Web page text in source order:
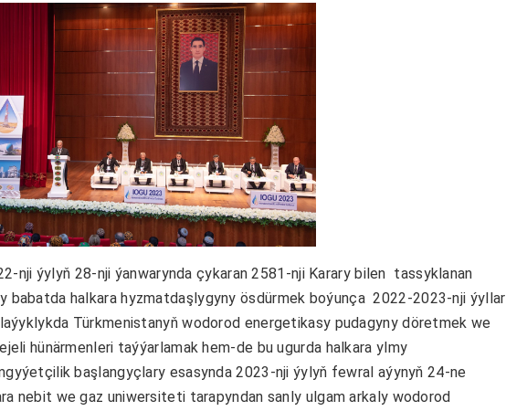
nji ýylyň 28-nji ýanwarynda çykaran 2581-nji Karary bilen tassyklanan
babatda halkara hyzmatdaşlygyny ösdürmek boýunça 2022-2023-nji ýyllar
Türkmenistanyň wodorod energetikasy pudagyny döretmek we
hünärmenleri taýýarlamak hem-de bu ugurda halkara ylmy
başlangyçlary esasynda 2023-nji ýylyň fewral aýynyň 24-ne
nebit we gaz uniwersiteti tarapyndan sanly ulgam arkaly wodorod